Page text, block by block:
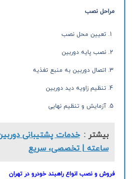
مراحل نصب
تعیین محل نصب
نصب پایه دوربین
اتصال دوربین به منبع تغذیه
تنظیم زاویه دید دوربین
آزمایش و تنظیم نهایی
بیشتر :
ساعته | تخصصی، سریع
فروش و نصب انواع راهبند خودرو در تهران